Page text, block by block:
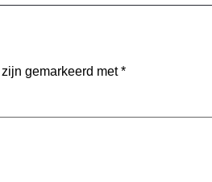
gemarkeerd met*